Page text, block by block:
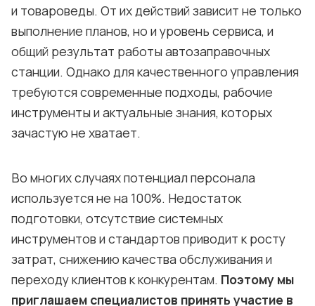
и товароведы. От их действий зависит не только
выполнение планов, но и уровень сервиса, и
общий результат работы автозаправочных
станции. Однако для качественного управления
требуются современные подходы, рабочие
инструменты и актуальные знания, которых
зачастую не хватает.
Во многих случаях потенциал персонала
используется не на 100%. Недостаток
подготовки, отсутствие системных
инструментов и стандартов приводит к росту
затрат, снижению качества обслуживания и
переходу клиентов к конкурентам. Поэтому мы
приглашаем специалистов принять участие в